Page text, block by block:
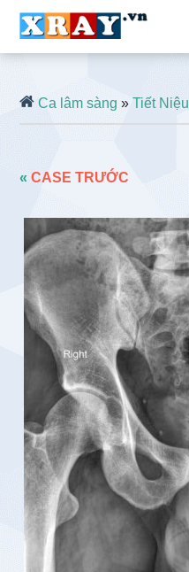
Ca lâm sàng »Tiết Niệu
«CASE TRƯỚC